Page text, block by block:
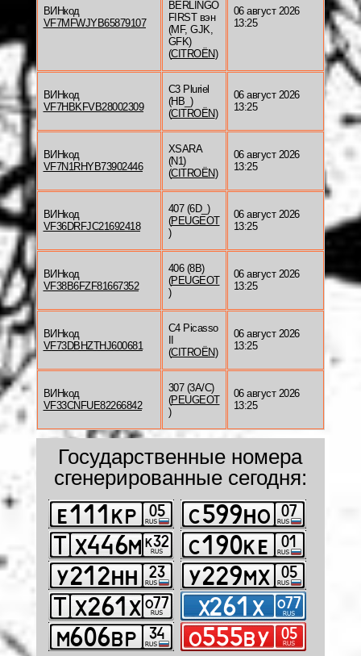
ВИНкод
VF7MFWJYB65879107
BERLINGO
FIRST вэн
(MF, GJK,
GFK)
(CITROËN)
06 август 2026
13:25
ВИНкод
VF7HBKFVB28002309
C3 Pluriel
(HB_)
(CITROËN)
06 август 2026
13:25
ВИНкод
VF7N1RHYB73902446
XSARA
(N1)
(CITROËN)
06 август 2026
13:25
ВИНкод
VF36DRFJC21692418
407 (6D_)
(PEUGEOT
)
06 август 2026
13:25
ВИНкод
VF38B6FZF81667352
406 (8B)
(PEUGEOT
)
06 август 2026
13:25
ВИНкод
VF73DBHZTHJ600681
C4 Picasso
(CITROËN)
06 август 2026
13:25
ВИНкод
VF33CNFUE82266842
307 (3A/C)
(PEUGEOT
)
06 август 2026
13:25
Государственные номера
сгенерированные сегодня: